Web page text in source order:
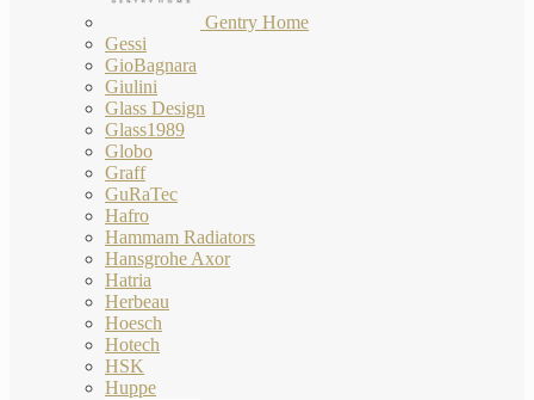
Gentry Home
Gessi
GioBagnara
Giulini
Glass Design
Glass1989
Globo
Graff
GuRaTec
Hafro
Hammam Radiators
Hansgrohe Axor
Hatria
Herbeau
Hoesch
Hotech
HSK
Huppe